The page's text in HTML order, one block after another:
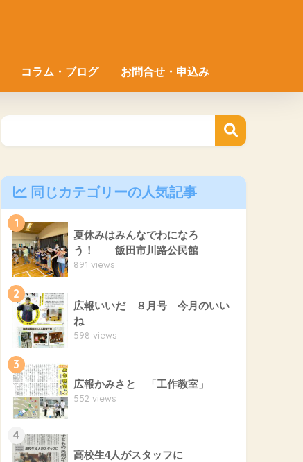
コラム・ブログ お問合せ・申込み
同じカテゴリーの人気記事
1
夏休みはみんなでわになろ
う！ 飯田市川路公民館
891 views
2
広報いいだ ８月号 今月のいい
ね
598 views
3
広報かみさと 「工作教室」
552 views
4
高校生4人がスタッフに